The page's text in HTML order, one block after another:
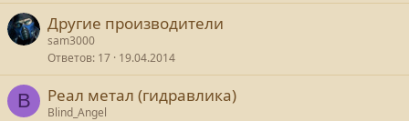
Другие производители
sam3000
Ответов 17 19.04.2014
B Реал метал (гидравлика)
Blind_Angel